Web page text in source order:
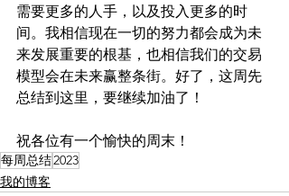
需要更多的人手，以及投入更多的时
间。我相信现在一切的努力都会成为未
来发展重要的根基，也相信我们的交易
模型会在未来赢整条街。好了，这周先
总结到这里，要继续加油了！
祝各位有一个愉快的周末！
每周总结2023
我的博客